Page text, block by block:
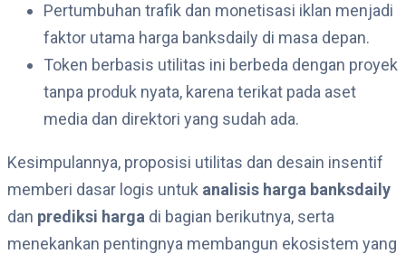
Pertumbuhan trafik dan monetisasi iklan menjadi
faktor utama harga banksdaily di masa depan.
Token berbasis utilitas ini berbeda dengan proyek
tanpa produk nyata, karena terikat pada aset
media dan direktori yang sudah ada.
Kesimpulannya, proposisi utilitas dan desain insentif
memberi dasar logis untuk analisis harga banksdaily
dan prediksi harga di bagian berikutnya, serta
menekankan pentingnya membangun ekosistem yang